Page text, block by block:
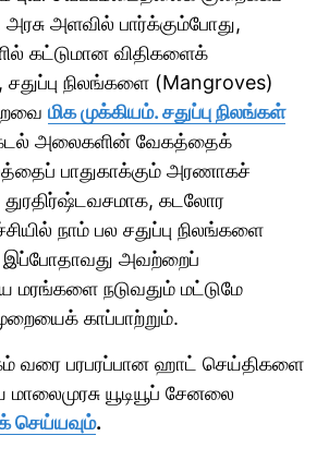
அரசு அளவில் பார்க்கும்போது,
கட்டுமான விதிகளைக்
சதுப்பு நிலங்களை (Mangroves)
மிக முக்கியம். சதுப்பு நிலங்கள்
அலைகளின் வேகத்தைக்
பாதுகாக்கும் அரணாகச்
கடலோர
நாம் பல சதுப்பு நிலங்களை
இப்போதாவது அவற்றைப்
மரங்களை நடுவதும் மட்டுமே
காப்பாற்றும்.
வரை பரபரப்பான ஹாட் செய்திகளை
யூடியூப் சேனலை
செய்யவும்.